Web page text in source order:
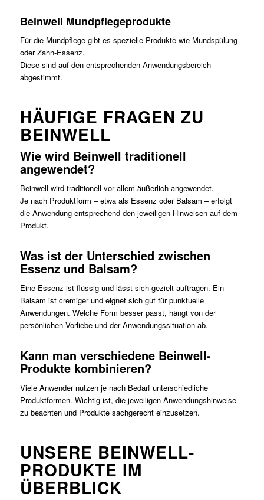
Beinwell Mundpflegeprodukte
Für die Mundpflege gibt es spezielle Produkte wie Mundspülung
oder Zahn-Essenz.
Diese sind auf den entsprechenden Anwendungsbereich
abgestimmt.
HÄUFIGE FRAGEN ZU
BEINWELL
Wie wird Beinwell traditionell
angewendet?
Beinwell wird traditionell vor allem äußerlich angewendet.
Je nach Produktform – etwa als Essenz oder Balsam – erfolgt
die Anwendung entsprechend den jeweiligen Hinweisen auf dem
Produkt.
Was ist der Unterschied zwischen
Essenz und Balsam?
Eine Essenz ist flüssig und lässt sich gezielt auftragen. Ein
Balsam ist cremiger und eignet sich gut für punktuelle
Anwendungen. Welche Form besser passt, hängt von der
persönlichen Vorliebe und der Anwendungssituation ab.
Kann man verschiedene Beinwell-
Produkte kombinieren?
Viele Anwender nutzen je nach Bedarf unterschiedliche
Produktformen. Wichtig ist, die jeweiligen Anwendungshinweise
zu beachten und Produkte sachgerecht einzusetzen.
UNSERE BEINWELL-
PRODUKTE IM
ÜBERBLICK